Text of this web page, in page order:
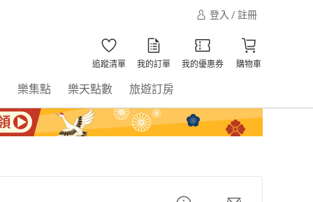
登入 / 註冊
追蹤清單 我的訂單 我的優惠券 購物車
樂集點 樂天點數 旅遊訂房